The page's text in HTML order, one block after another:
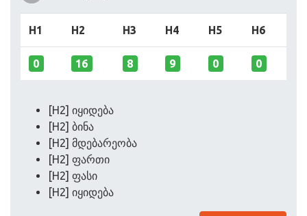
H1 H2 H3 H4 H5 H6
0 16 8 9 0 0
[H2] იყიდება
[H2] ბინა
[H2] მდებარეობა
[H2] ფართი
[H2] ფასი
[H2] იყიდება